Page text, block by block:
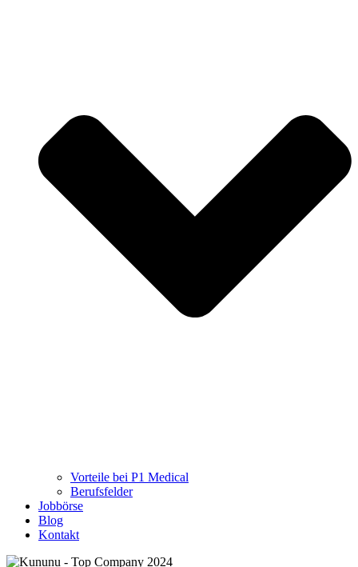
Vorteile bei P1 Medical
Berufsfelder
Jobbörse
Blog
Kontakt